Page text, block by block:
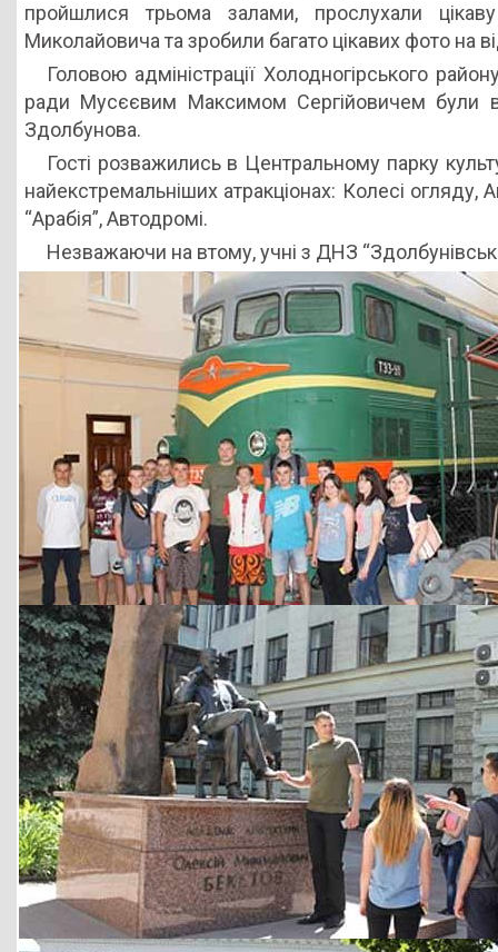
пройшлися трьома залами, прослухали
Миколайовича та зробили багато цікавих фото на
Головою адміністрації Холодногірського
ради Мусєєвим Максимом Сергійовичем були
Здолбунова.
Гості розважились в Центральному парку
найекстремальніших атракціонах: Колесі огляду,
“Арабія”, Автодромі.
Незважаючи на втому, учні з ДНЗ